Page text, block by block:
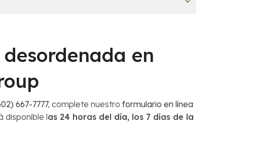
en
667-7777, complete nuestro formulario en línea
disponible las 24 horas del día, los 7 días de la